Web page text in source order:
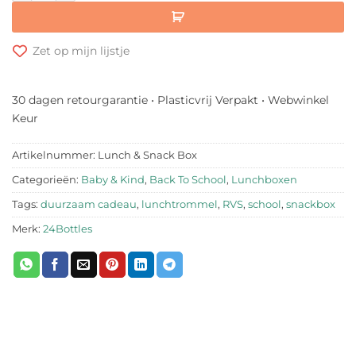
Zet op mijn lijstje
30 dagen retourgarantie • Plasticvrij Verpakt • Webwinkel
Keur
Artikelnummer: Lunch & Snack Box
Categorieën: Baby & Kind, Back To School , Lunchboxen
Tags: duurzaam cadeau, lunchtrommel , RVS, school , snackbox
Merk: 24Bottles